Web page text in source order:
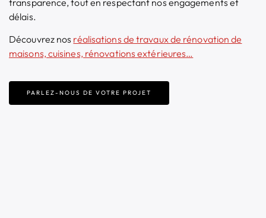
transparence, tout en respectant nos engagements et
délais.
Découvrez nos réalisations de travaux de rénovation de
maisons, cuisines, rénovations extérieures…
PARLEZ-NOUS DE VOTRE PROJET